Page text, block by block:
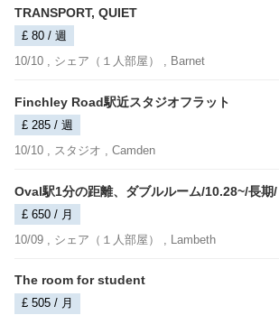
TRANSPORT, QUIET
£ 80 / 週
10/10 , シェア（１人部屋） , Barnet
Finchley Road駅近スタジオフラット
£ 285 / 週
10/10 ,
スタジオ , Camden
Oval駅1分の距離、ダブルルーム/10.28~/長期/
£ 650 / 月
10/09 , シェア（１人部屋） , Lambeth
The room for student
£ 505 / 月